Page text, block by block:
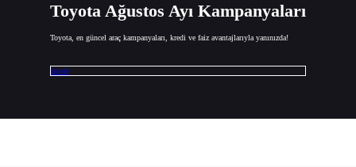
Toyota Ağustos Ayı Kampanyaları
Toyota, en güncel araç kampanyaları, kredi ve faiz avantajlarıyla yanınızda!
İncele